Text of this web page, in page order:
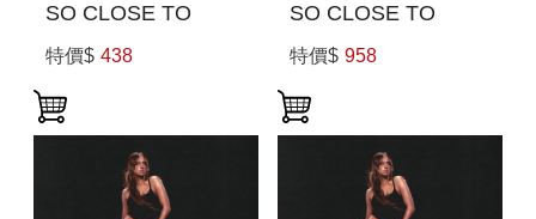
SO CLOSE TO
WHAT
特價$ 438
SO CLOSE TO
WHAT (VINYL)
特價$ 958